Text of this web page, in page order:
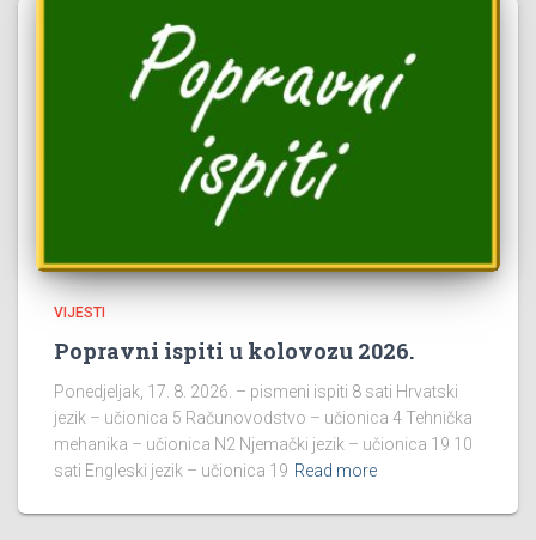
VIJESTI
Popravni ispiti u kolovozu 2026.
Ponedjeljak, 17. 8. 2026. – pismeni ispiti 8 sati Hrvatski
jezik – učionica 5 Računovodstvo – učionica 4 Tehnička
mehanika – učionica N2 Njemački jezik – učionica 19 10
sati Engleski jezik – učionica 19 Read more